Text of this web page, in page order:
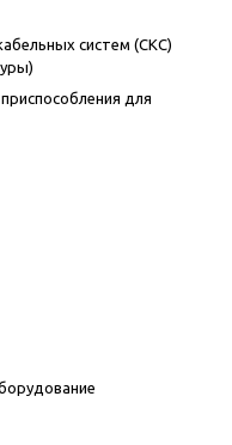
систем (СКС)
для